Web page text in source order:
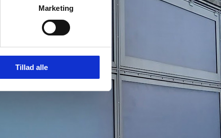
Marketing
Tillad alle